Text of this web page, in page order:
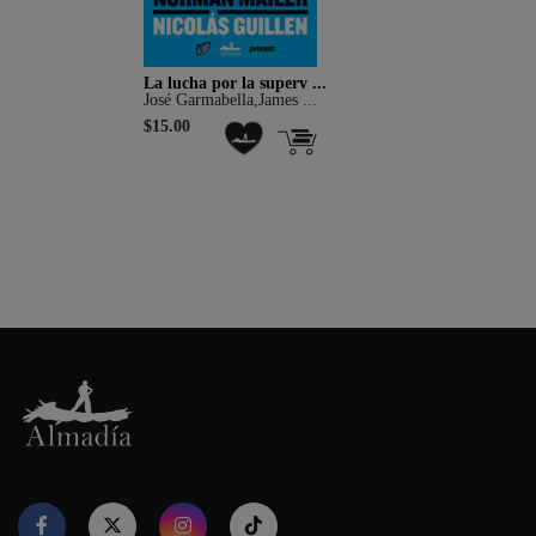
La lucha por la superv ...
José Garmabella,James ...
$15.00
Nuestro sitio web utiliza cookies para proporcionar su